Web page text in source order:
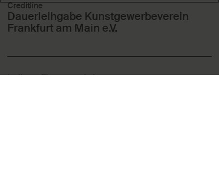
Creditline
Dauerleihgabe Kunstgewerbeverein
Frankfurt am Main e.V.
In diesen Themen enthalten